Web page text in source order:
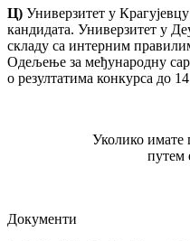
Ц) Универзитет у
кандидата. Универзитет у
складу са интерним
Одељење за међународну
о резултатима конкурса до
Уколико имате
путем
Документи